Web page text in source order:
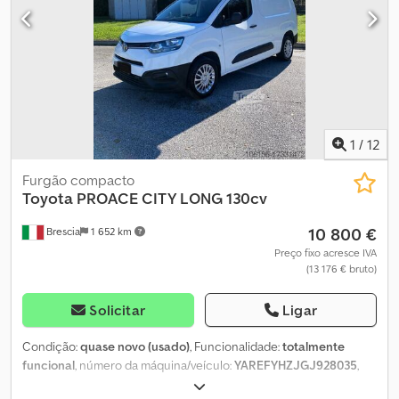
1 / 12
Brescia 1 652 km
Furgão compacto
Toyota PROACE CITY LONG 130cv
10 800 €
Preço fixo acresce IVA
(13 176 € bruto)
Solicitar Ligar
Condição:quase novo (usado), Funcionalidade:totalmente
funcional, número da máquina/veículo:YAREFYHZJGJ928035,
, potência: